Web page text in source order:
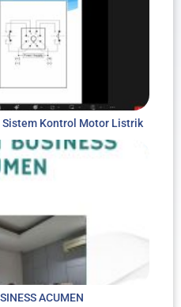
Kontrol Motor Listrik
ACUMEN